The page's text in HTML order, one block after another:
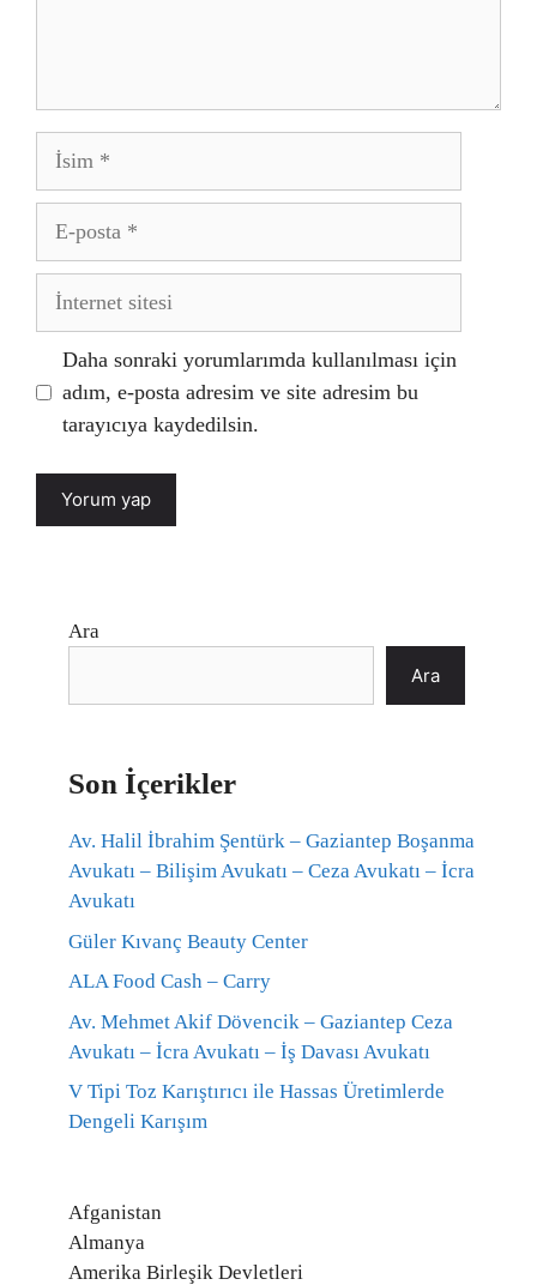
İsim
posta
İnternet
Daha sonraki yorumlarımda kullanılması için
adım, e-posta adresim ve site adresim bu
tarayıcıya kaydedilsin.
Ara
Ara
Son İçerikler
Av. Halil İbrahim Şentürk – Gaziantep Boşanma
Avukatı – Bilişim Avukatı – Ceza Avukatı – İcra
Avukatı
Güler Kıvanç Beauty Center
ALA Food Cash – Carry
Av. Mehmet Akif Dövencik – Gaziantep Ceza
Avukatı – İcra Avukatı – İş Davası Avukatı
V Tipi Toz Karıştırıcı ile Hassas Üretimlerde
Dengeli Karışım
Afganistan
Almanya
Amerika Birleşik Devletleri